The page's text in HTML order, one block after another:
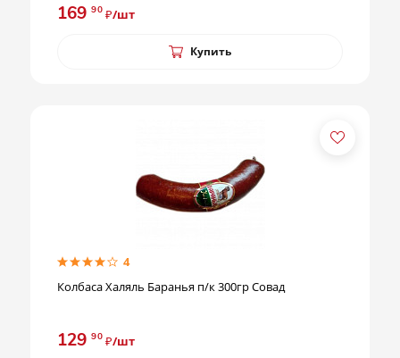
169 90 ₽/шт
Купить
4
Колбаса Халяль Баранья п/к 300гр Совад
129 90 ₽/шт